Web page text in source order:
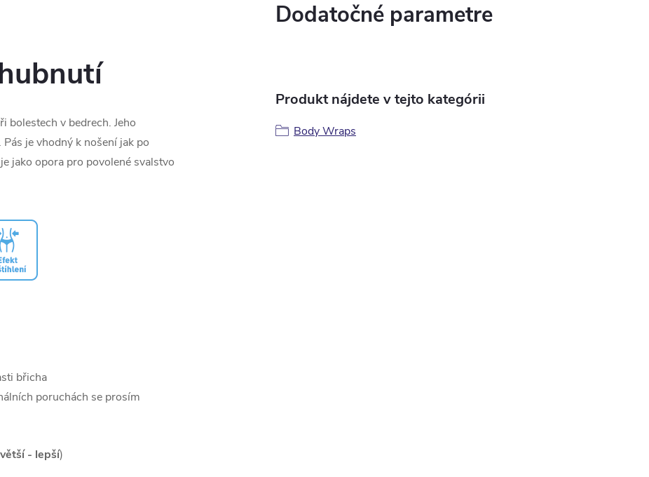
bolestech v bedrech. Jeho
je vhodný k nošení jak po
jako opora pro povolené svalstvo
břicha
poruchách se prosím
větší - lepší)
Dodatočné parametre
Produkt nájdete v tejto kategórii
Body Wraps